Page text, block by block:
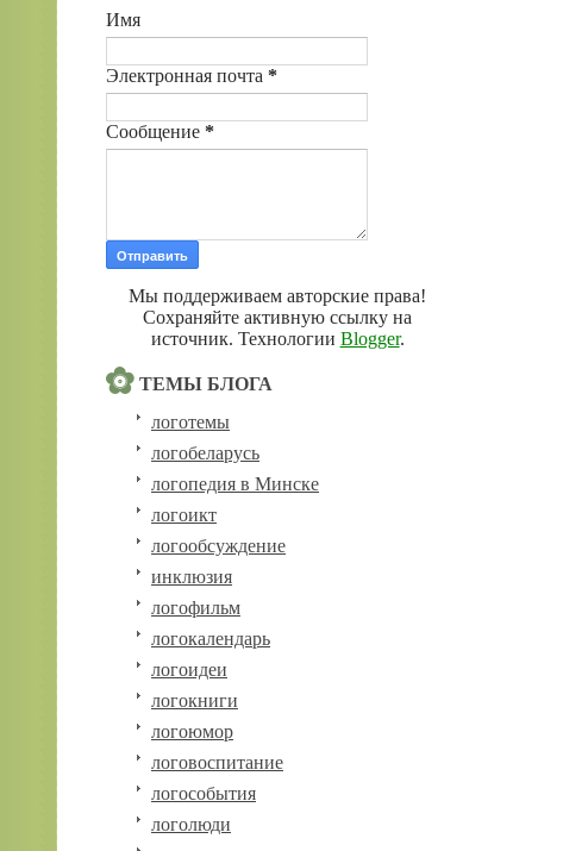
Имя
Электронная почта *
Сообщение *
Мы поддерживаем авторские права!
Сохраняйте активную ссылку на
источник. Технологии Blogger.
ТЕМЫ БЛОГА
логотемы
логобеларусь
логопедия в Минске
логоикт
логообсуждение
инклюзия
логофильм
логокалендарь
логоидеи
логокниги
логоюмор
логовоспитание
логособытия
логолюди